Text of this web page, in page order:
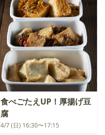
食べごたえUP！厚揚げ豆
腐
4/7 (日) 16:30〜17:15